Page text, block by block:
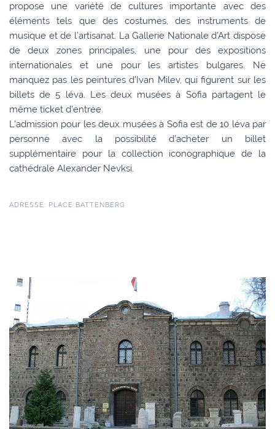
propose une variété de cultures importante avec des
éléments tels que des costumes, des instruments de
musique et de l’artisanat. La Gallerie Nationale d’Art dispose
de deux zones principales, une pour des expositions
internationales et une pour les artistes bulgares. Ne
manquez pas les peintures d’Ivan Milev, qui figurent sur les
billets de 5 léva. Les deux musées à Sofia partagent le
même ticket d’entrée.
L’admission pour les deux musées à Sofia est de 10 léva par
personne avec la possibilité d’acheter un billet
supplémentaire pour la collection iconographique de la
cathédrale Alexander Nevksi.
ADRESSE: PLACE BATTENBERG